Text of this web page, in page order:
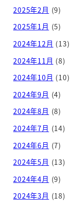
2025年2月 (9)
2025年1月 (5)
2024年12月 (13)
2024年11月 (8)
2024年10月 (10)
2024年9月 (4)
2024年8月 (8)
2024年7月 (14)
2024年6月 (7)
2024年5月 (13)
2024年4月 (9)
2024年3月 (18)